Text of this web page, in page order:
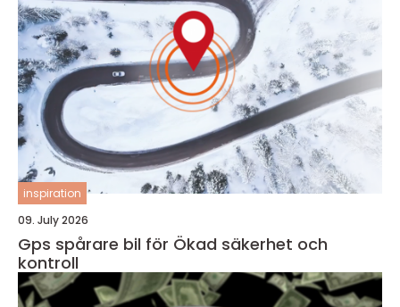
inspiration
09. July 2026
Gps spårare bil för Ökad säkerhet och
kontroll